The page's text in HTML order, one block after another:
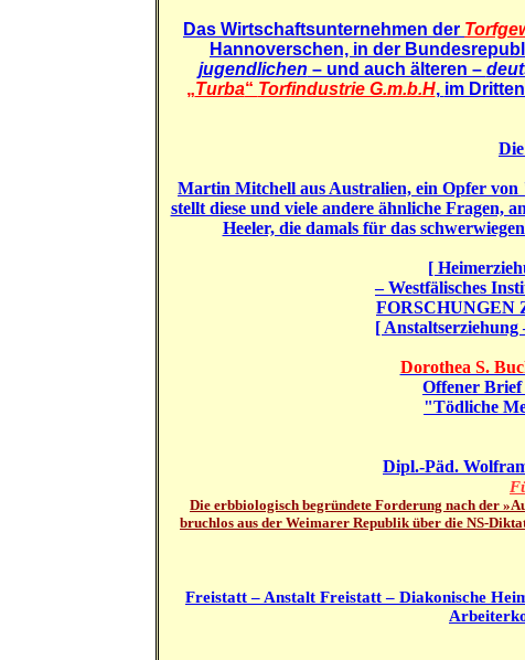
Das Wirtschaftsunternehmen der
Hannoverschen, in der
jugendlichen – und auch älteren –
„Turba“ Torfindustrie G.m.b.H, im
Martin Mitchell aus Australien, ein Opfer
stellt diese und viele andere ähnliche Fragen,
Heeler, die damals für das
[
– Westfälisches
FORSCHUNGEN
[
Dorothea S.
Offener Brief
"Tödliche
Dipl.-Päd.
Die erbbiologisch begründete Forderung nach der
bruchlos aus der Weimarer Republik über die NS-
Freistatt – Anstalt Freistatt – Diakonische